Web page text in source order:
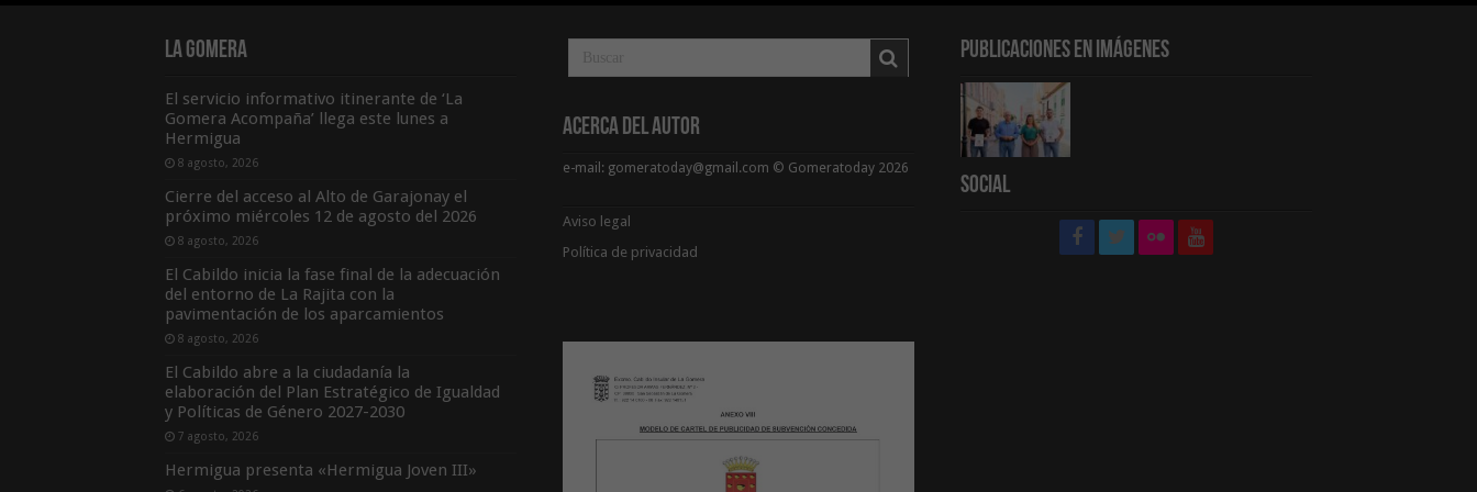
La Gomera
El servicio informativo itinerante de ‘La
Gomera Acompaña’ llega este lunes a
Hermigua
8 agosto, 2026
Cierre del acceso al Alto de Garajonay el
próximo miércoles 12 de agosto del 2026
8 agosto, 2026
El Cabildo inicia la fase final de la adecuación
del entorno de La Rajita con la
pavimentación de los aparcamientos
8 agosto, 2026
El Cabildo abre a la ciudadanía la
elaboración del Plan Estratégico de Igualdad
y Políticas de Género 2027-2030
7 agosto, 2026
Hermigua presenta «Hermigua Joven III»
Acerca del Autor
e-mail: gomeratoday@gmail.com © Gomeratoday 2026
Aviso legal
Política de privacidad
Publicaciones en Imágenes
Social